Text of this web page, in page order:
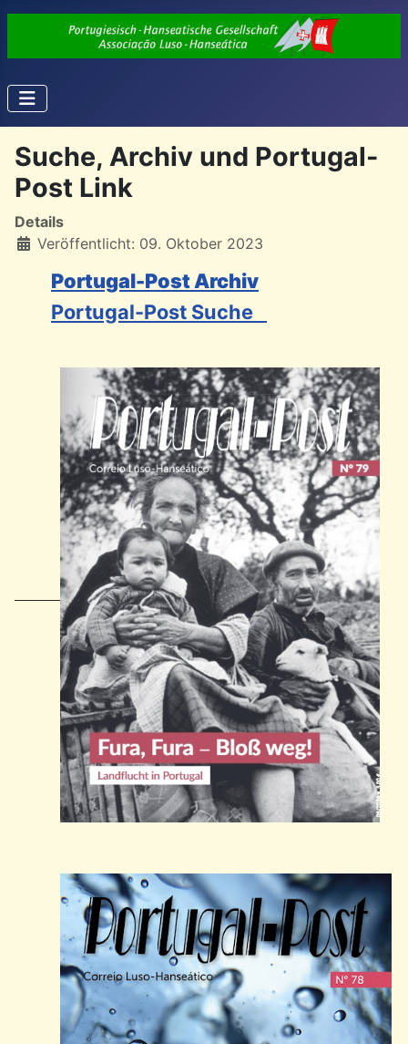
Suche, Archiv und Portugal-
Post Link
Details
Veröffentlicht: 09. Oktober 2023
Portugal-Post Archiv
Portugal-Post Suche